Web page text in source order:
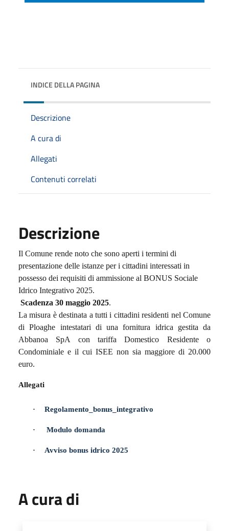
INDICE DELLA PAGINA
Descrizione
A cura di
Allegati
Contenuti correlati
Descrizione
Il Comune rende noto che sono aperti i termini di
presentazione delle istanze per i cittadini interessati in
possesso dei requisiti di ammissione al BONUS Sociale
Idrico Integrativo 2025.
Scadenza 30 maggio 2025.
La misura è destinata a tutti i cittadini residenti nel Comune
di Ploaghe intestatari di una fornitura idrica gestita da
Abbanoa SpA con tariffa Domestico Residente o
Condominiale e il cui ISEE non sia maggiore di 20.000
euro.
Allegati
· Regolamento_bonus_integrativo
· Modulo domanda
· Avviso bonus idrico 2025
A cura di